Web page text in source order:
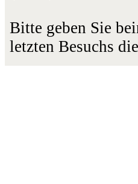
Bitte geben Sie
letzten Besuchs